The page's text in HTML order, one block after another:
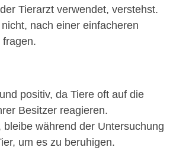
Tierarzt verwendet, verstehst.
nach einer einfacheren
fragen.
positiv, da Tiere oft auf die
Besitzer reagieren.
bleibe während der Untersuchung
um es zu beruhigen.